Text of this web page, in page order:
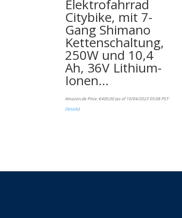
Elektrofahrrad
Citybike, mit 7-
Gang Shimano
Kettenschaltung,
250W und 10,4
Ah, 36V Lithium-
Ionen…
Amazon.de Price:€400,00(as of 10/04/2023 05:08 PST-
Details)